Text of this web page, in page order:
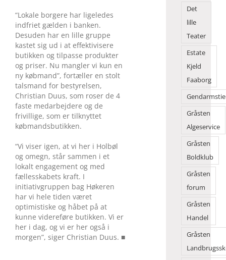
“Lokale borgere har ligeledes
indfriet gælden i banken.
Desuden har en lille gruppe
kastet sig ud i at effektivisere
butikken og tilpasse produkter
og priser. Nu mangler vi kun en
ny købmand”, fortæller en stolt
talsmand for bestyrelsen,
Christian Duus, som roser de 4
faste medarbejdere og de
frivillige, som er tilknyttet
købmandsbutikken.
“Vi viser igen, at vi her i Holbøl
og omegn, står sammen i et
lokalt engagement og med
fællesskabets kraft. I
initiativgruppen bag Høkeren
har vi hele tiden været
optimistiske og håbet på at
kunne videreføre butikken. Vi er
her i dag, og vi er her også i
morgen”, siger Christian Duus. ■
Det
lille
Teater
Estate
Kjeld
Faaborg
Gråsten
Algeservice
Gråsten
Boldklub
Gråsten
forum
Gråsten
Handel
Gråsten